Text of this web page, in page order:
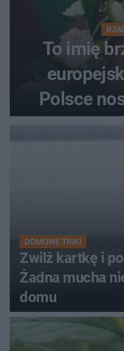
To imię
Polsce
DOMOWE TRIKI
Zwilż kartkę i
Żadna mucha
domu